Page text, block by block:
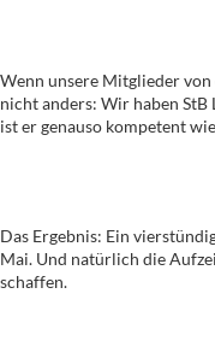
Wenn unsere Mitglieder
nicht anders: Wir haben StB
ist er genauso kompetent
Das Ergebnis: Ein
Mai. Und natürlich die
schaffen.